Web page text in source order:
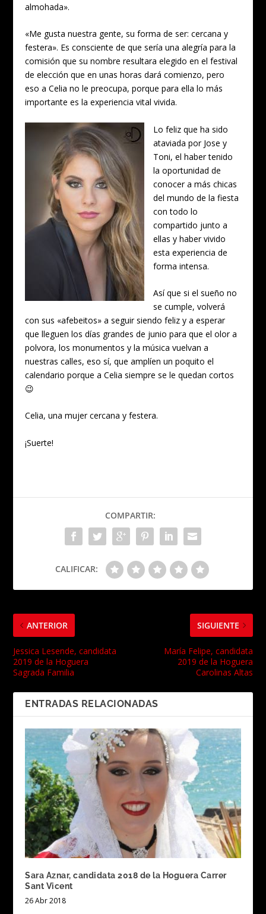
almohada».
«Me gusta nuestra gente, su forma de ser: cercana y
festera». Es consciente de que sería una alegría para la
comisión que su nombre resultara elegido en el festival
de elección que en unas horas dará comienzo, pero
eso a Celia no le preocupa, porque para ella lo más
importante es la experiencia vital vivida.
Lo feliz que ha sido
ataviada por Jose y
Toni, el haber tenido
la oportunidad de
conocer a más chicas
del mundo de la fiesta
con todo lo
compartido junto a
ellas y haber vivido
esta experiencia de
forma intensa.
Así que si el sueño no
se cumple, volverá
con sus «afebeitos» a seguir siendo feliz y a esperar
que lleguen los días grandes de junio para que el olor a
polvora, los monumentos y la música vuelvan a
nuestras calles, eso sí, que amplíen un poquito el
calendario porque a Celia siempre se le quedan cortos
😉
Celia, una mujer cercana y festera.
¡Suerte!
COMPARTIR:
CALIFICAR:
ANTERIOR
Jessica Lesende, candidata
2019 de la Hoguera
Sagrada Familia
SIGUIENTE
María Felipe, candidata
2019 de la Hoguera
Carolinas Altas
ENTRADAS RELACIONADAS
Sara Aznar, candidata 2018 de la Hoguera Carrer
Sant Vicent
26 Abr 2018